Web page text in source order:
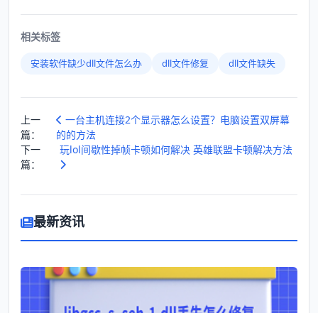
相关标签
安装软件缺少dll文件怎么办 dll文件修复 dll文件缺失
上一
篇：
一台主机连接2个显示器怎么设置？电脑设置双屏幕
的的方法
下一
篇：
玩lol间歇性掉帧卡顿如何解决 英雄联盟卡顿解决方法
最新资讯